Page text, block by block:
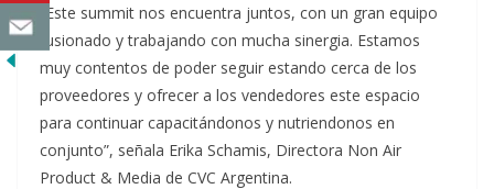
“Este summit nos encuentra juntos, con un gran equipo
fusionado y trabajando con mucha sinergia. Estamos
muy contentos de poder seguir estando cerca de los
proveedores y ofrecer a los vendedores este espacio
para continuar capacitándonos y nutriendonos en
conjunto”, señala Erika Schamis, Directora Non Air
Product & Media de CVC Argentina.